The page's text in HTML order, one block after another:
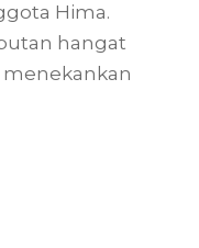
Hima.
hangat
menekankan